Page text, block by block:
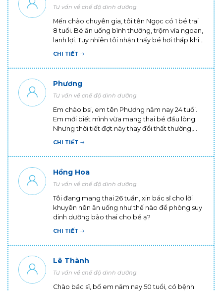
Tư vấn về chế độ dinh dưỡng
Mến chào chuyên gia, tôi tên Ngọc có 1 bé trai
8 tuổi. Bé ăn uống bình thường, trộm vía ngoan,
lanh lợi. Tuy nhiên tôi nhận thấy bé hơi thấp khi
đứng cùng các bé khác cùng trang lứa. Tôi
ba mẹ ko cao thì con có cao được không ạ?
CHI TIẾT
Phương
Tư vấn về chế độ dinh dưỡng
Em chào bsi, em tên Phương năm nay 24 tuổi.
Em mới biết mình vừa mang thai bé đầu lòng.
Nhưng thời tiết đợt này thay đổi thất thường,
em cũng vẫn phải đi làm và tiếp xúc với nhiều
sẽ bị nhiễm bệnh trong giai đoạn này và ảnh
có cách nào để có thể phòng bệnh tốt khi
mang thai không ạ? Em cảm ơn ạ!
CHI TIẾT
Hồng Hoa
Tư vấn về chế độ dinh dưỡng
Tôi đang mang thai 26 tuần, xin bác sĩ cho lời
khuyên nên ăn uống như thế nào để phòng suy
dinh dưỡng bào thai cho bé ạ?
CHI TIẾT
Lê Thành
Tư vấn về chế độ dinh dưỡng
Chào bác sĩ, bố em năm nay 50 tuổi, có bệnh